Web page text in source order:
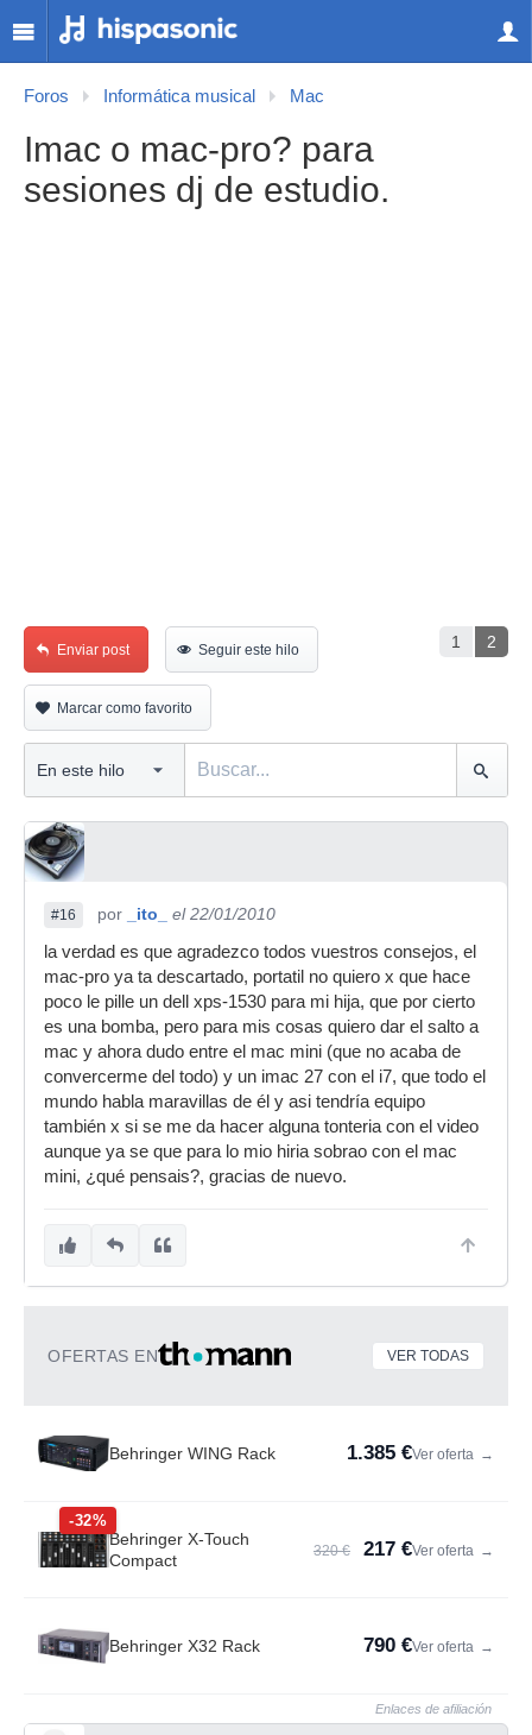
Foros Informática musical Mac
Imac o mac-pro? para
sesiones dj de estudio.
1 2
Enviar post Seguir este hilo
Marcar como favorito
#16 por _ito_
el 22/01/2010
la verdad es que agradezco todos vuestros consejos, el
mac-pro ya ta descartado, portatil no quiero x que hace
poco le pille un dell xps-1530 para mi hija, que por cierto
es una bomba, pero para mis cosas quiero dar el salto a
mac y ahora dudo entre el mac mini (que no acaba de
convercerme del todo) y un imac 27 con el i7, que todo el
mundo habla maravillas de él y asi tendría equipo
también x si se me da hacer alguna tonteria con el video
aunque ya se que para lo mio hiria sobrao con el mac
mini, ¿qué pensais?, gracias de nuevo.
OFERTAS EN VER TODAS
Behringer WING Rack 1.385 €Ver oferta →
-32%
Behringer X-Touch
Compact
320 € 217 €Ver oferta →
Behringer X32 Rack 790 €Ver oferta →
Enlaces de afiliación